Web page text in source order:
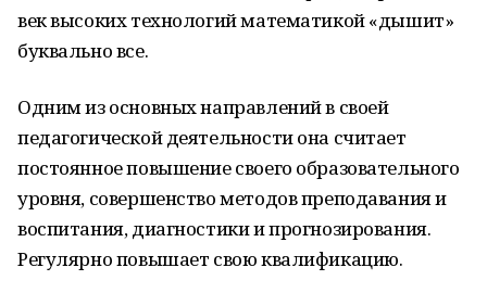
век высоких технологий математикой «дышит»
буквально все.
Одним из основных направлений в своей
педагогической деятельности она считает
постоянное повышение своего образовательного
уровня, совершенство методов преподавания и
воспитания, диагностики и прогнозирования.
Регулярно повышает свою квалификацию.